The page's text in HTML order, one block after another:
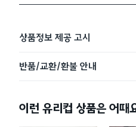
상품정보 제공 고시
반품/교환/환불 안내
이런 유리컵 상품은 어때